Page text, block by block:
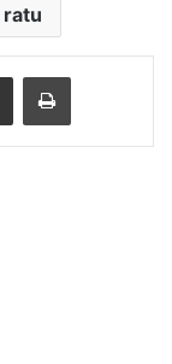
ratu
Share via Email Print